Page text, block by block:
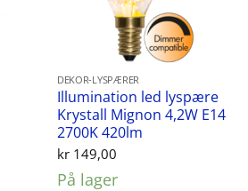
DEKOR-LYSPÆRER
Illumination led lyspære
Krystall Mignon 4,2W E14
2700K 420lm
kr149,00
På lager